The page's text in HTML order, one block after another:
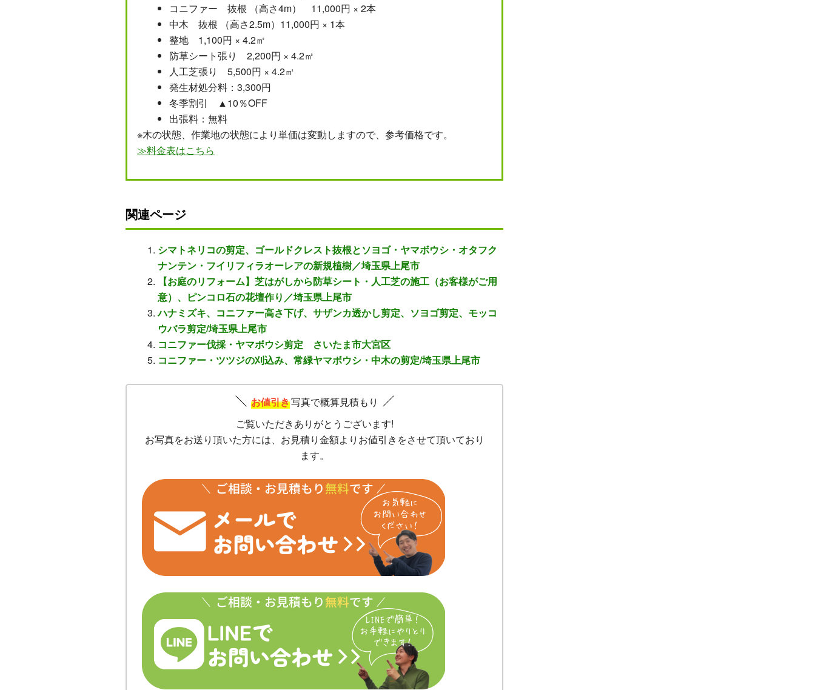
コニファー 抜根 （高さ4m） 11,000円 × 2本
中木 抜根 （高さ2.5m）11,000円 × 1本
整地 1,100円 × 4.2㎡
防草シート張り 2,200円 × 4.2㎡
人工芝張り 5,500円 × 4.2㎡
発生材処分料：3,300円
冬季割引 ▲10％OFF
出張料：無料
※木の状態、作業地の状態により単価は変動しますので、参考価格です。
≫料金表はこちら
関連ページ
シマトネリコの剪定、ゴールドクレスト抜根とソヨゴ・ヤマボウシ・オタフク
ナンテン・フイリフィラオーレアの新規植樹／埼玉県上尾市
【お庭のリフォーム】芝はがしから防草シート・人工芝の施工（お客様がご用
意）、ピンコロ石の花壇作り／埼玉県上尾市
ハナミズキ、コニファー高さ下げ、サザンカ透かし剪定、ソヨゴ剪定、モッコ
ウバラ剪定/埼玉県上尾市
コニファー伐採・ヤマボウシ剪定 さいたま市大宮区
コニファー・ツツジの刈込み、常緑ヤマボウシ・中木の剪定/埼玉県上尾市
お値引き写真で概算見積もり
ご覧いただきありがとうございます!
お写真をお送り頂いた方には、お見積り金額よりお値引きをさせて頂いており
ます。